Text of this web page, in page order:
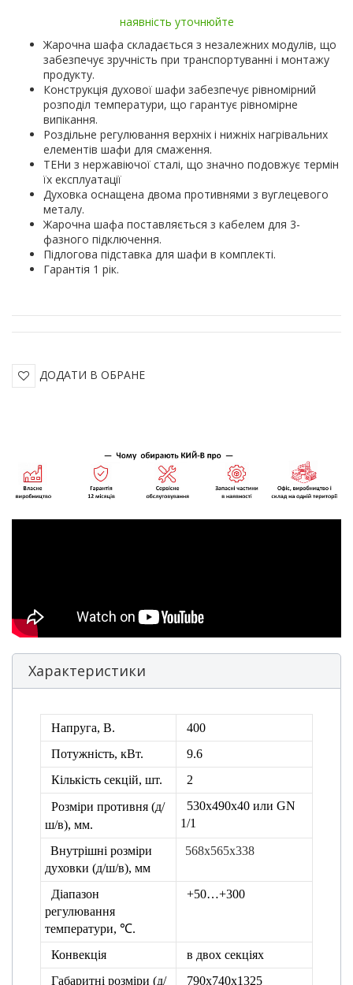
наявність уточнюйте
Жарочна шафа складається з незалежних модулів, що
забезпечує зручність при транспортуванні і монтажу
продукту.
Конструкція духової шафи забезпечує рівномірний
розподіл температури, що гарантує рівномірне
випікання.
Роздільне регулювання верхніх і нижніх нагрівальних
елементів шафи для смаження.
ТЕНи з нержавіючої сталі, що значно подовжує термін
їх експлуатації
Духовка оснащена двома противнями з вуглецевого
металу.
Жарочна шафа поставляється з кабелем для 3-
фазного підключення.
Підлогова підставка для шафи в комплекті.
Гарантія 1 рік.
ДОДАТИ В ОБРАНЕ
Характеристики
Напруга, В.
400
Потужність, кВт.
9.6
Кількість секцій, шт.
2
Розміри противня (д/
ш/в), мм.
530х490х40 или GN
1/1
Внутрішні розміри
духовки (д/ш/в), мм
568х565х338
Діапазон
регулювання
температури, ℃.
+50…+300
Конвекція
в двох секціях
Габаритні розміри (д/
790х740х1325